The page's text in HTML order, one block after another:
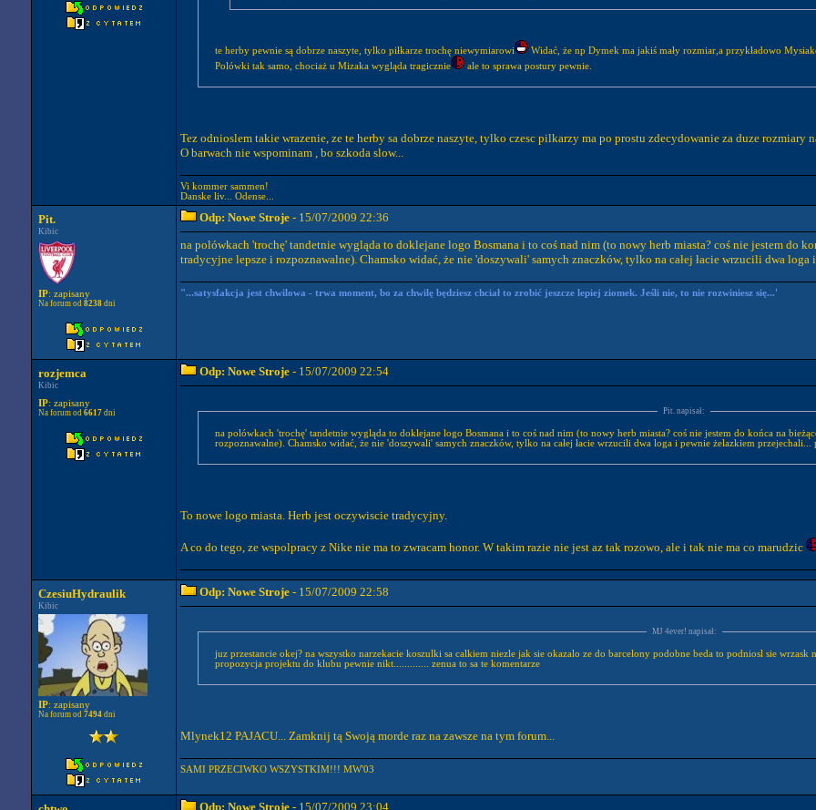
te herby pewnie są dobrze naszyte, tylko piłkarze trochę niewymiarowi
Widać, że np Dymek ma jakiś mały rozmiar,a przykładowo
Polówki tak samo, chociaż u Mizaka wygląda tragicznie
ale to sprawa postury pewnie.
Tez odnioslem takie wrazenie, ze te herby sa dobrze naszyte, tylko czesc pilkarzy ma po prostu zdecydowanie za duze rozmiary
O barwach nie wspominam , bo szkoda slow...
Vi kommer sammen!
Danske liv... Odense...
Pit.
Kibic
IP: zapisany
Na forum od 8238 dni
Odp: Nowe Stroje - 15/07/2009 22:36
na polówkach 'trochę' tandetnie wygląda to doklejane logo Bosmana i to coś nad nim (to nowy herb miasta? coś nie jestem do
tradycyjne lepsze i rozpoznawalne). Chamsko widać, że nie 'doszywali' samych znaczków, tylko na całej łacie wrzucili dwa
"...satysfakcja jest chwilowa - trwa moment, bo za chwilę będziesz chciał to zrobić jeszcze lepiej ziomek. Jeśli nie, to nie rozwiniesz się...'
rozjemca
Kibic
IP: zapisany
Na forum od 6617 dni
Odp: Nowe Stroje - 15/07/2009 22:54
Pit. napisał:
na polówkach 'trochę' tandetnie wygląda to doklejane logo Bosmana i to coś nad nim (to nowy herb miasta? coś nie jestem do końca na
rozpoznawalne). Chamsko widać, że nie 'doszywali' samych znaczków, tylko na całej łacie wrzucili dwa loga i pewnie żelazkiem przejechali...
To nowe logo miasta. Herb jest oczywiscie tradycyjny.
A co do tego, ze wspolpracy z Nike nie ma to zwracam honor. W takim razie nie jest az tak rozowo, ale i tak nie ma co marudzic
CzesiuHydraulik
Kibic
IP: zapisany
Na forum od 7494 dni
Odp: Nowe Stroje - 15/07/2009 22:58
MJ 4ever! napisał:
juz przestancie okej? na wszystko narzekacie koszulki sa calkiem niezle jak sie okazalo ze do barcelony podobne beda to podniosl sie
propozycja projektu do klubu pewnie nikt............. zenua to sa te komentarze
Mlynek12 PAJACU... Zamknij tą Swoją morde raz na zawsze na tym forum...
SAMI PRZECIWKO WSZYSTKIM!!! MW'03
Odp: Nowe Stroje - 15/07/2009 23:04